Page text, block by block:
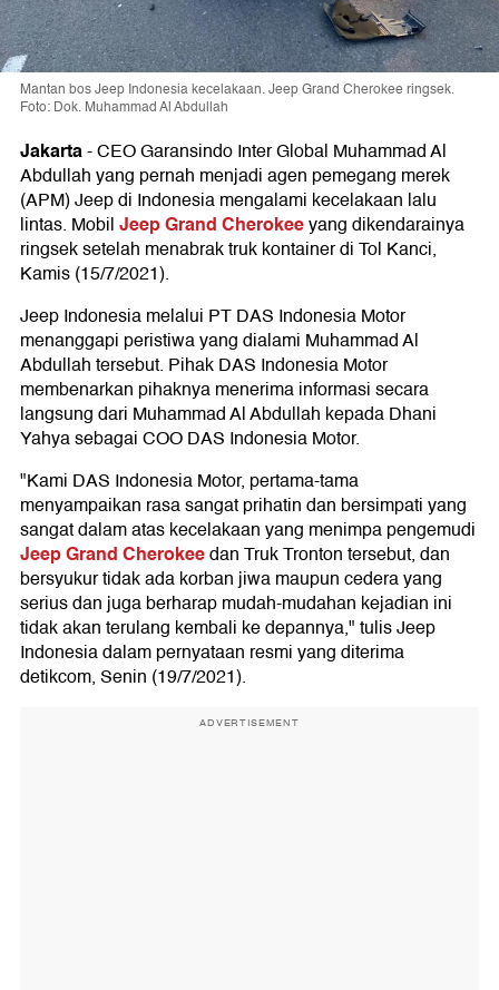
Mantan bos Jeep Indonesia kecelakaan. Jeep Grand Cherokee ringsek.
Foto: Dok. Muhammad Al Abdullah
Jakarta-CEO Garansindo Inter Global Muhammad Al
Abdullah yang pernah menjadi agen pemegang merek
(APM) Jeep di Indonesia mengalami kecelakaan lalu
lintas. MobilJeep Grand Cherokeeyang dikendarainya
ringsek setelah menabrak truk kontainer di Tol Kanci,
Kamis (15/7/2021).
Jeep Indonesia melalui PT DAS Indonesia Motor
menanggapi peristiwa yang dialami Muhammad Al
Abdullah tersebut. Pihak DAS Indonesia Motor
membenarkan pihaknya menerima informasi secara
langsung dari Muhammad Al Abdullah kepada Dhani
Yahya sebagai COO DAS Indonesia Motor.
"Kami DAS Indonesia Motor, pertama-tama
menyampaikan rasa sangat prihatin dan bersimpati yang
sangat dalam atas kecelakaan yang menimpa pengemudi
Jeep Grand Cherokeedan Truk Tronton tersebut, dan
bersyukur tidak ada korban jiwa maupun cedera yang
serius dan juga berharap mudah-mudahan kejadian ini
tidak akan terulang kembali ke depannya," tulis Jeep
Indonesia dalam pernyataan resmi yang diterima
detikcom, Senin (19/7/2021).
ADVERTISEMENT